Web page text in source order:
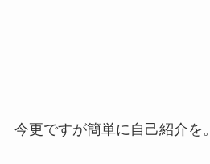
今更ですが簡単に自己紹介を。